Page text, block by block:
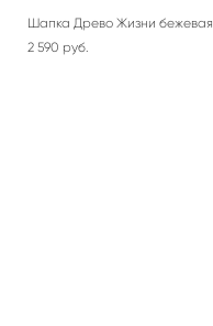
Шапка Древо Жизни бежевая
2 590 pуб.